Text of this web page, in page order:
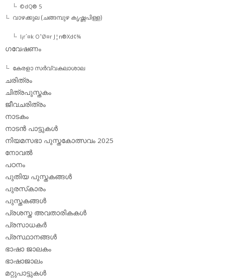
©dQ® 5
വാഴക്കുല (ചങ്ങമ്പുഴ കൃഷ്ണപിള്ള)
l¡r´¤k O¹Ø¤r J¦n®Xd¢¾
ഗവേഷണം
കേരളാ സര്‍വ്വകലാശാല
ചരിത്രം
ചിത്രപുസ്തകം
ജീവചരിത്രം
നാടകം
നാടന്‍ പാട്ടുകള്‍
നിയമസഭാ പുസ്തകോത്സവം 2025
നോവല്‍
പഠനം
പുതിയ പുസ്തകങ്ങള്‍
പുരസ്‌കാരം
പുസ്തകങ്ങള്‍
പ്രശസ്ത അവതാരികകള്‍
പ്രസാധകര്‍
പ്രസ്ഥാനങ്ങള്‍
ഭാഷാ ജാലകം
ഭാഷാജാലം
മറ്റുപാട്ടുകള്‍